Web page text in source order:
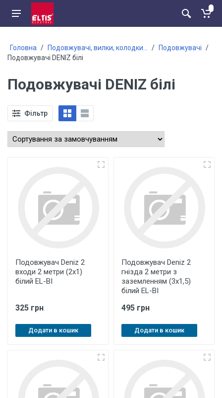
Головна / Подовжувачі, вилки, колодки... / Подовжувачі /
Подовжувачі DENIZ білі
Подовжувачі DENIZ білі
Фільтр
Подовжувач Deniz 2
входи 2 метри (2х1)
білий EL-BI
325 грн
Додати в кошик
Подовжувач Deniz 2
гнізда 2 метри з
заземленням (3х1,5)
білий EL-BI
495 грн
Додати в кошик